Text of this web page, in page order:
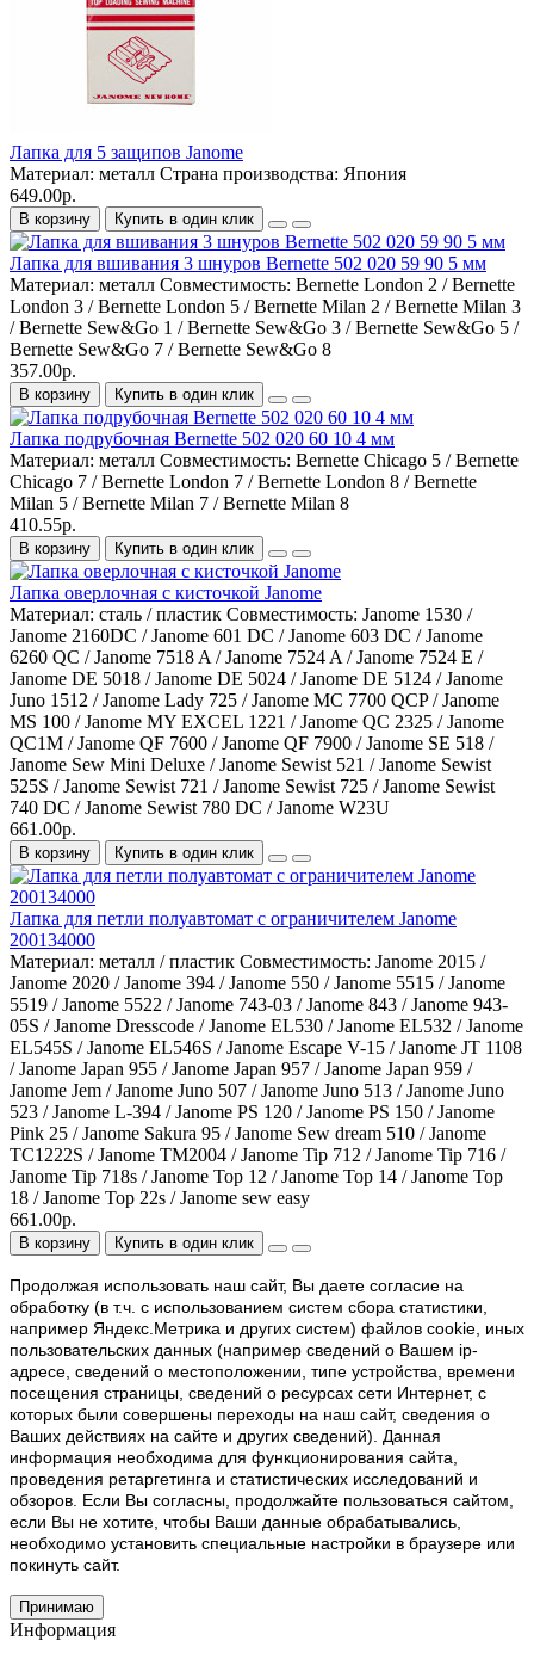
Лапка для 5 защипов Janome
Материал: металл Страна производства: Япония
649.00р.
В корзину Купить в один клик
Лапка для вшивания 3 шнуров Bernette 502 020 59 90 5 мм
Материал: металл Совместимость: Bernette London 2 / Bernette
London 3 / Bernette London 5 / Bernette Milan 2 / Bernette Milan 3
/ Bernette Sew&Go 1 / Bernette Sew&Go 3 / Bernette Sew&Go 5 /
Bernette Sew&Go 7 / Bernette Sew&Go 8
357.00р.
В корзину Купить в один клик
Лапка подрубочная Bernette 502 020 60 10 4 мм
Материал: металл Совместимость: Bernette Chicago 5 / Bernette
Chicago 7 / Bernette London 7 / Bernette London 8 / Bernette
Milan 5 / Bernette Milan 7 / Bernette Milan 8
410.55р.
В корзину Купить в один клик
Лапка оверлочная с кисточкой Janome
Материал: сталь / пластик Совместимость: Janome 1530 /
Janome 2160DC / Janome 601 DC / Janome 603 DC / Janome
6260 QC / Janome 7518 A / Janome 7524 A / Janome 7524 E /
Janome DE 5018 / Janome DE 5024 / Janome DE 5124 / Janome
Juno 1512 / Janome Lady 725 / Janome MC 7700 QCP / Janome
MS 100 / Janome MY EXCEL 1221 / Janome QC 2325 / Janome
QC1M / Janome QF 7600 / Janome QF 7900 / Janome SE 518 /
Janome Sew Mini Deluxe / Janome Sewist 521 / Janome Sewist
525S / Janome Sewist 721 / Janome Sewist 725 / Janome Sewist
740 DC / Janome Sewist 780 DC / Janome W23U
661.00р.
В корзину Купить в один клик
Лапка для петли полуавтомат с ограничителем Janome
200134000
Материал: металл / пластик Совместимость: Janome 2015 /
Janome 2020 / Janome 394 / Janome 550 / Janome 5515 / Janome
5519 / Janome 5522 / Janome 743-03 / Janome 843 / Janome 943-
05S / Janome Dresscode / Janome EL530 / Janome EL532 / Janome
EL545S / Janome EL546S / Janome Escape V-15 / Janome JT 1108
/ Janome Japan 955 / Janome Japan 957 / Janome Japan 959 /
Janome Jem / Janome Juno 507 / Janome Juno 513 / Janome Juno
523 / Janome L-394 / Janome PS 120 / Janome PS 150 / Janome
Pink 25 / Janome Sakura 95 / Janome Sew dream 510 / Janome
TC1222S / Janome TM2004 / Janome Tip 712 / Janome Tip 716 /
Janome Tip 718s / Janome Top 12 / Janome Top 14 / Janome Top
18 / Janome Top 22s / Janome sew easy
661.00р.
В корзину Купить в один клик
Продолжая использовать наш cайт, Вы даете согласие на
обработку (в т.ч. с использованием систем сбора статистики,
например Яндекс.Метрика и других систем) файлов cookie, иных
пользовательских данных (например сведений о Вашем ip-
адресе, сведений о местоположении, типе устройства, времени
посещения страницы, сведений о ресурсах сети Интернет, с
которых были совершены переходы на наш сайт, сведения о
Ваших действиях на сайте и других сведений). Данная
информация необходима для функционирования сайта,
проведения ретаргетинга и статистических исследований и
обзоров. Если Вы согласны, продолжайте пользоваться сайтом,
если Вы не хотите, чтобы Ваши данные обрабатывались,
необходимо установить специальные настройки в браузере или
покинуть сайт.
Принимаю
Информация